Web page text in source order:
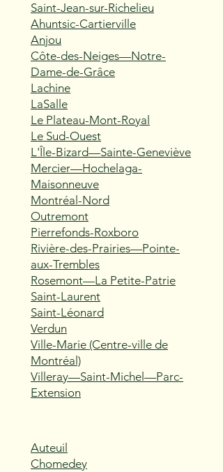
Saint-Jean-sur-Richelieu
Ahuntsic-Cartierville
Anjou
Côte-des-Neiges—Notre-
Dame-de-Grâce
Lachine
LaSalle
Le Plateau-Mont-Royal
Le Sud-Ouest
L'Île-Bizard—Sainte-Geneviève
Mercier—Hochelaga-
Maisonneuve
Montréal-Nord
Outremont
Pierrefonds-Roxboro
Rivière-des-Prairies—Pointe-
aux-Trembles
Rosemont—La Petite-Patrie
Saint-Laurent
Saint-Léonard
Verdun
Ville-Marie (Centre-ville de
Montréal)
Villeray—Saint-Michel—Parc-
Extension
Auteuil
Chomedey